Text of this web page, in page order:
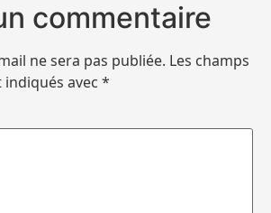
commentaire
ne sera pas publiée. Les champs
avec *